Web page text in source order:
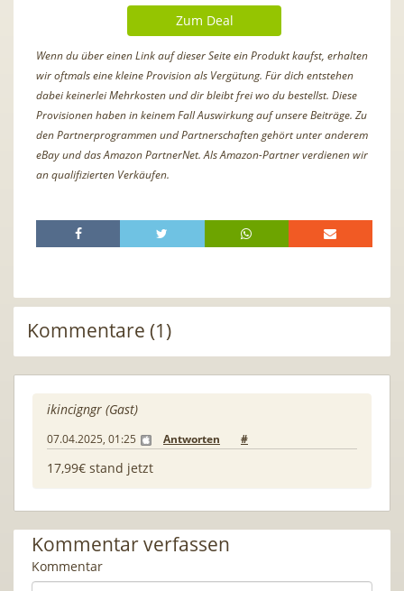
Zum Deal
Wenn du über einen Link auf dieser Seite ein Produkt kaufst, erhalten
wir oftmals eine kleine Provision als Vergütung. Für dich entstehen
dabei keinerlei Mehrkosten und dir bleibt frei wo du bestellst. Diese
Provisionen haben in keinem Fall Auswirkung auf unsere Beiträge. Zu
den Partnerprogrammen und Partnerschaften gehört unter anderem
eBay und das Amazon PartnerNet. Als Amazon-Partner verdienen wir
an qualifizierten Verkäufen.
Kommentare (1)
ikincigngr (Gast)
07.04.2025, 01:25 Antworten #
17,99€ stand jetzt
Kommentar verfassen
Kommentar